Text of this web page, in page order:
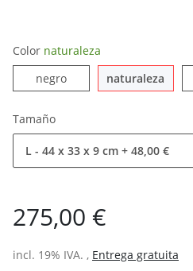
Color naturaleza
negronegro naturaleza
Tamaño
L - 44 x 33 x 9 cm + 48,00 €
275,00 €
incl. 19% IVA. , Entrega gratuita